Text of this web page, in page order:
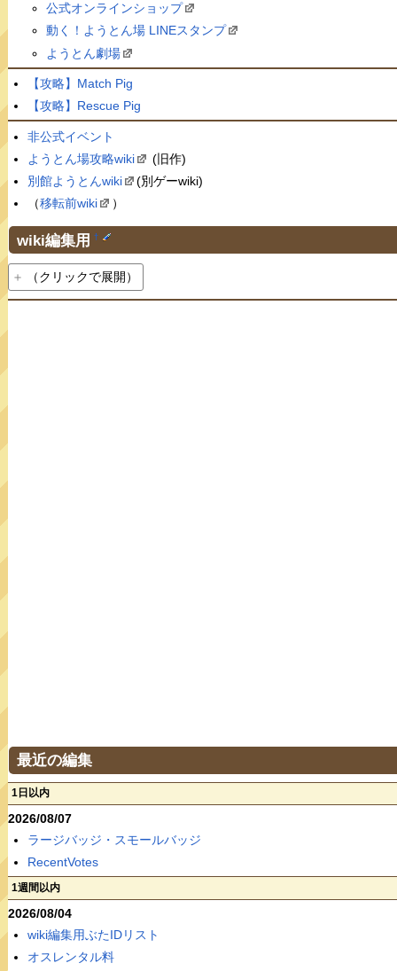
公式オンラインショップ
動く！ようとん場 LINEスタンプ
ようとん劇場
【攻略】Match Pig
【攻略】Rescue Pig
非公式イベント
ようとん場攻略wiki
(旧作)
別館ようとんwiki
(別ゲーwiki)
（移転前wiki ）
wiki編集用 †
（クリックで展開）
最近の編集
1日以内
2026/08/07
ラージバッジ・スモールバッジ
RecentVotes
1週間以内
2026/08/04
wiki編集用ぶたIDリスト
オスレンタル料